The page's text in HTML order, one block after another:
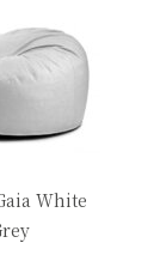
White